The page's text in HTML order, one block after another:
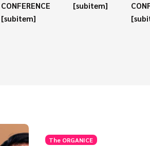
CONFERENCE
[subitem]
[subitem]
The ORGANICE